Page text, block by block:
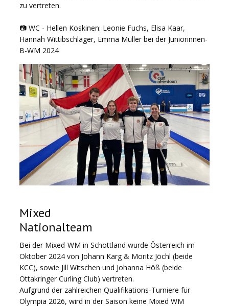
zu vertreten.
📷 WC - Hellen Koskinen: Leonie Fuchs, Elisa Kaar,
Hannah Wittibschläger, Emma Müller bei der Juniorinnen-
B-WM 2024
Mixed
Nationalteam
Bei der Mixed-WM in Schottland wurde Österreich im
Oktober 2024 von Johann Karg & Moritz Jöchl (beide
KCC), sowie Jill Witschen und Johanna Höß (beide
Ottakringer Curling Club) vertreten.
Aufgrund der zahlreichen Qualifikations-Turniere für
Olympia 2026, wird in der Saison keine Mixed WM